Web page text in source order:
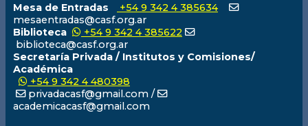
Mesa de Entradas
+54 9 342 4 385634
mesaentradas@casf.org.ar
Biblioteca
+54 9 342 4 385622
biblioteca@casf.org.ar
Secretaría Privada / Institutos y Comisiones/
Académica
+54 9 342 4 480398
privadacasf@gmail.com /
academicacasf@gmail.com